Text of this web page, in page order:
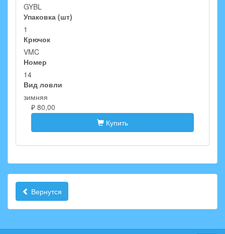
GYBL
Упаковка (шт)
1
Крючок
VMC
Номер
14
Вид ловли
зимняя
₽ 80,00
Купить
Вернутся